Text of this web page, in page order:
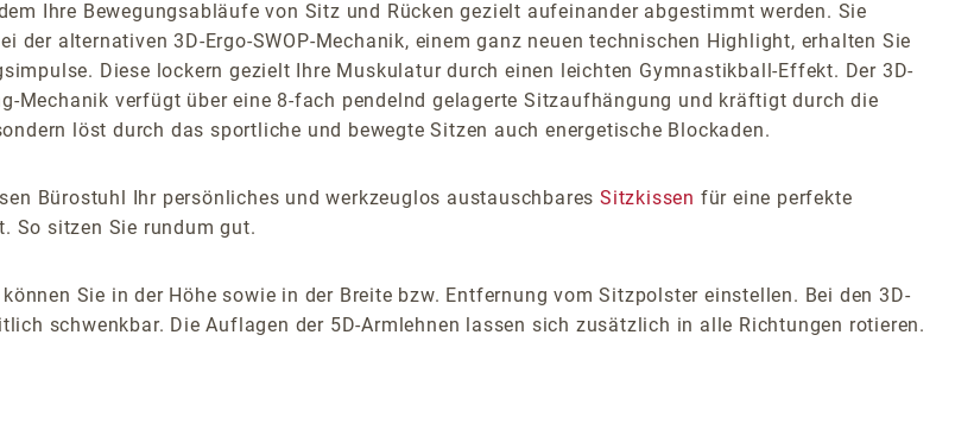
Ihre Bewegungsabläufe von Sitz und Rücken gezielt aufeinander abgestimmt werden. Sie
alternativen 3D-Ergo-SWOP-Mechanik, einem ganz neuen technischen Highlight, erhalten Sie
Diese lockern gezielt Ihre Muskulatur durch einen leichten Gymnastikball-Effekt. Der 3D-
Mechanik verfügt über eine 8-fach pendelnd gelagerte Sitzaufhängung und kräftigt durch die
löst durch das sportliche und bewegte Sitzen auch energetische Blockaden.
Bürostuhl Ihr persönliches und werkzeuglos austauschbares Sitzkissen für eine perfekte
So sitzen Sie rundum gut.
Sie in der Höhe sowie in der Breite bzw. Entfernung vom Sitzpolster einstellen. Bei den 3D-
schwenkbar. Die Auflagen der 5D-Armlehnen lassen sich zusätzlich in alle Richtungen rotieren.